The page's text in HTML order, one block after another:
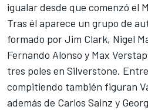
igualar desde que comenzó el
Tras él aparece un grupo de
formado porJim Clark, Nigel
Fernando Alonso y Max
tres poles en Silverstone.
compitiendo también figuran
además de Carlos Sainz y